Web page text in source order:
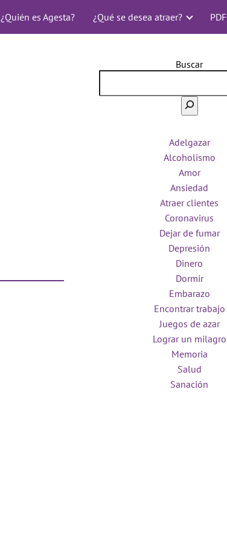
¿Quién es Agesta? ¿Qué se desea atraer? PDF
Buscar
Adelgazar
Alcoholismo
Amor
Ansiedad
Atraer clientes
Coronavirus
Dejar de fumar
Depresión
Dinero
Dormir
Embarazo
Encontrar trabajo
Juegos de azar
Lograr un milagro
Memoria
Salud
Sanación